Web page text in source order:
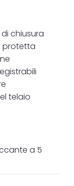
chiusura
protetta
telaio
a 5